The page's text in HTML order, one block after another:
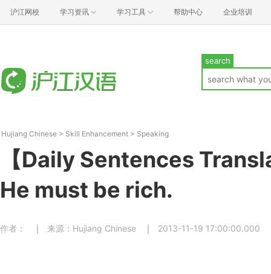
沪江网校 学习资讯 学习工具 帮助中心 企业培训
search
Hujiang Chinese > Skill Enhancement > Speaking
【Daily Sentences
He must be rich.
作者： 来源：Hujiang Chinese 2013-11-19 17:00:00.000